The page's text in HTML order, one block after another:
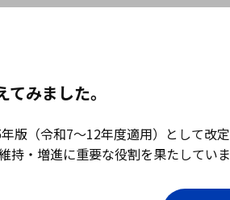
みました。
版（令和7～12年度適用）として改
持・増進に重要な役割を果たしてい